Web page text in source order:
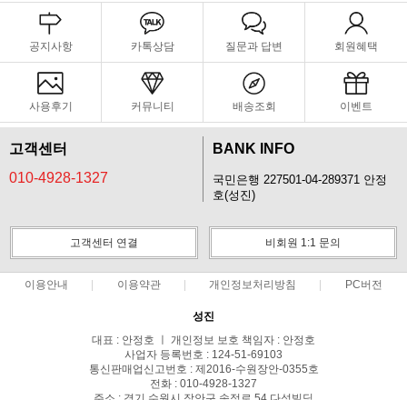
공지사항 카톡상담 질문과 답변 회원혜택
사용후기 커뮤니티 배송조회 이벤트
고객센터
010-4928-1327
BANK INFO
국민은행 227501-04-289371 안정
호(성진)
고객센터 연결 비회원 1:1 문의
이용안내 이용약관 개인정보처리방침 PC버전
성진
대표 : 안정호 ㅣ 개인정보 보호 책임자 : 안정호
사업자 등록번호 : 124-51-69103
통신판매업신고번호 : 제2016-수원장안-0355호
전화 : 010-4928-1327